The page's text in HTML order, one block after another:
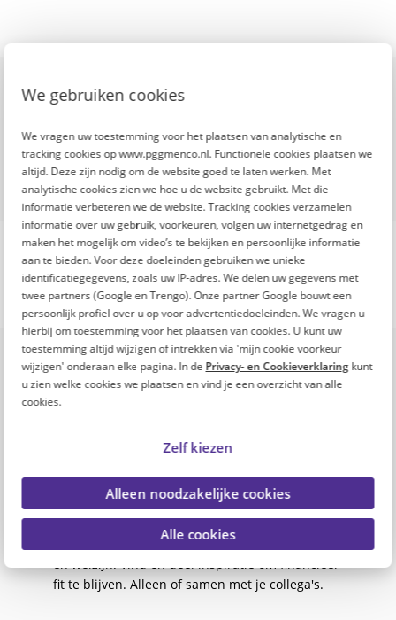
We gebruiken cookies
We vragen uw toestemming voor het plaatsen van analytische en
tracking cookies op www.pggmenco.nl. Functionele cookies plaatsen we
altijd. Deze zijn nodig om de website goed te laten werken. Met
analytische cookies zien we hoe u de website gebruikt. Met die
informatie verbeteren we de website. Tracking cookies verzamelen
informatie over uw gebruik, voorkeuren, volgen uw internetgedrag en
maken het mogelijk om video’s te bekijken en persoonlijke informatie
aan te bieden. Voor deze doeleinden gebruiken we unieke
identificatiegegevens, zoals uw IP-adres. We delen uw gegevens met
twee partners (Google en Trengo). Onze partner Google bouwt een
persoonlijk profiel over u op voor advertentiedoeleinden. We vragen u
hierbij om toestemming voor het plaatsen van cookies. U kunt uw
toestemming altijd wijzigen of intrekken via 'mijn cookie voorkeur
wijzigen' onderaan elke pagina. In de Privacy- en Cookieverklaringkunt
u zien welke cookies we plaatsen en vind je een overzicht van alle
cookies.
Zelf kiezen
Alleen noodzakelijke cookies
Alle cookies
initiatief van
Onze missie
De toenemende inflatie en stijgende kosten
maken het leven steeds duurder. Ook
professionals in zorg en welzijn merken dit in
lanceren PFZW en PGGM&CO de Fitte Top 100: 1
website, 100 ideeën om financieel fit te blijven.
Een platform voor én door professionals in zorg
en welzijn. Vind en deel inspiratie om financieel
fit te blijven. Alleen of samen met je collega's.